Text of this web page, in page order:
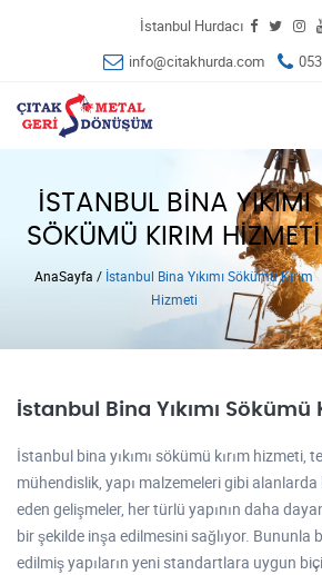
İstanbul Hurdacı
info@citakhurda.com
İSTANBUL BINA YIKIMI
SÖKÜMÜ KIRIM HIZMETI
AnaSayfa / İstanbul Bina Yıkımı Sökümü Kırım
Hizmeti
İstanbul Bina Yıkımı Sökümü
İstanbul bina yıkımı sökümü kırım hizmeti,
mühendislik, yapı malzemeleri gibi
eden gelişmeler, her türlü yapının daha
bir şekilde inşa edilmesini sağlıyor. Bununla
edilmiş yapıların yeni standartlara uygun